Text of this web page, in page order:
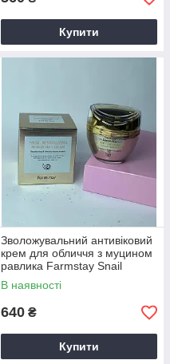
Купити
Зволожувальний антивіковий
крем для обличчя з муцином
равлика Farmstay Snail
Revitalizing Moisture Cream
50 мл
В наявності
640 ₴
Купити